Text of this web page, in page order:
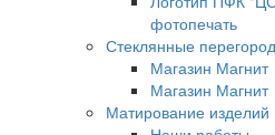
фотопечать
Стеклянные
Магазин Магнит
Магазин Магнит
Матирование изделий